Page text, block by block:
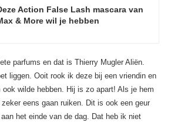
Action False Lash mascara van
& More wil je hebben
parfums en dat is Thierry Mugler Aliën.
liggen. Ooit rook ik deze bij een vriendin en
wilde hebben. Hij is zo apart! Als je hem
eens gaan ruiken. Dit is ook een geur
het einde van de dag. Dat heb ik niet